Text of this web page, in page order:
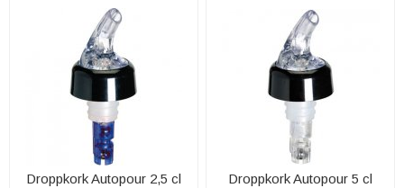
Droppkork Autopour 2,5 cl Droppkork Autopour 5 cl